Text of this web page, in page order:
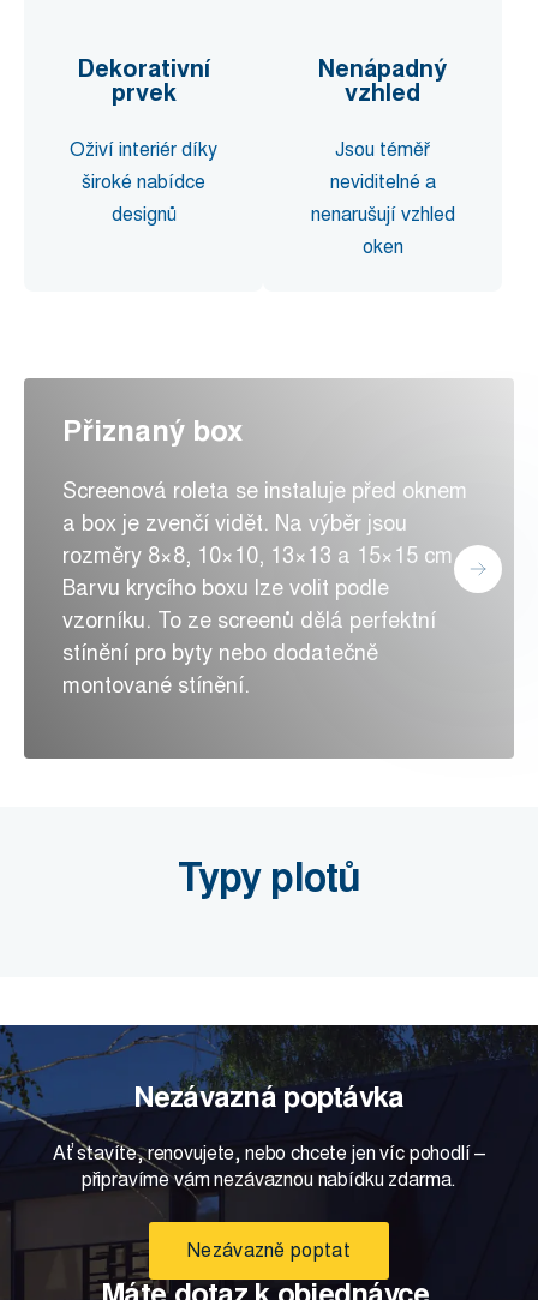
Dekorativní
prvek
Oživí interiér díky
široké nabídce
designů
Nenápadný
vzhled
Jsou téměř
neviditelné a
nenarušují vzhled
oken
Přiznaný box
Screenová roleta se instaluje před oknem
a box je zvenčí vidět. Na výběr jsou
rozměry 8×8, 10×10, 13×13 a 15×15 cm.
Barvu krycího boxu lze volit podle
vzorníku. To ze screenů dělá perfektní
stínění pro byty nebo dodatečně
montované stínění.
Typy plotů
Nezávazná poptávka
Ať stavíte, renovujete, nebo chcete jen víc pohodlí –
připravíme vám nezávaznou nabídku zdarma.
Nezávazně poptat